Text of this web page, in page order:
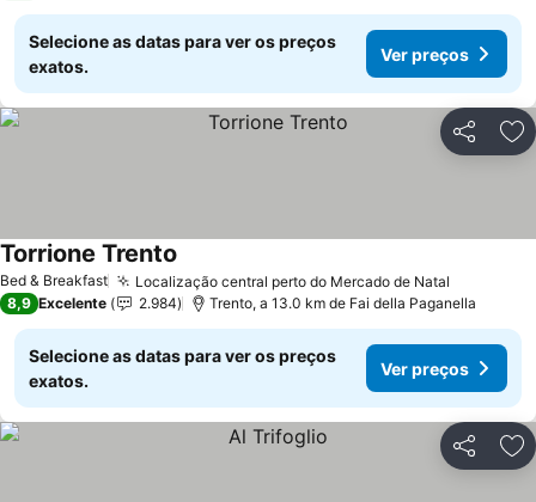
Selecione as datas para ver os preços
exatos.
Ver preços
Partilhar
Bed & Breakfast Localização central perto do Mercado de Natal
Torrione Trento
8,9 Excelente 2.984 Trento, a 13.0 km de Fai della Paganella
Selecione as datas para ver os preços
exatos.
Ver preços
Partilhar